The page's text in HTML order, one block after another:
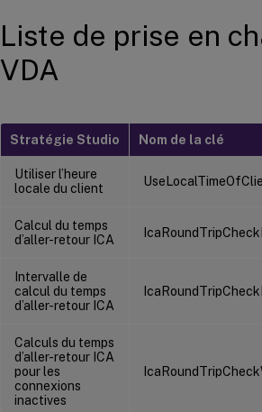
Liste de prise en
VDA
Stratégie Studio Nom de la clé
Utiliser l’heure
locale du client
Calcul du temps
d’aller-retour ICA
Intervalle de
calcul du temps
d’aller-retour ICA
Calculs du temps
d’aller-retour ICA
pour les
connexions
inactives